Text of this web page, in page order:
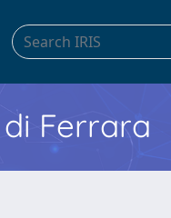
Ferrara